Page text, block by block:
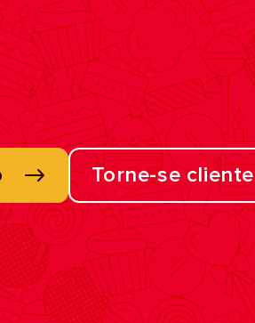
Torne-se cliente